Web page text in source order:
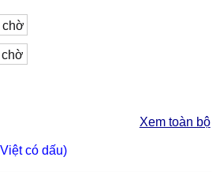
chờ
chờ
Xem toàn bộ
có dấu)